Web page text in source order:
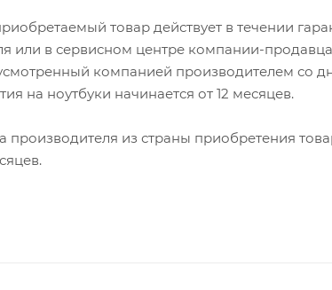
товар действует в течении
или в сервисном центре компании-
компанией производителем со
на ноутбуки начинается от 12 месяцев.
производителя из страны приобретения